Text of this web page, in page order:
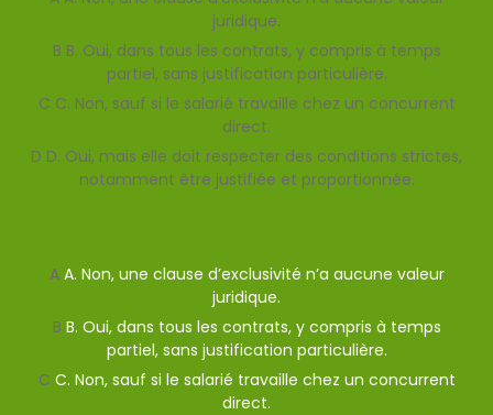
juridique.
B B. Oui, dans tous les contrats, y compris à temps
partiel, sans justification particulière.
C C. Non, sauf si le salarié travaille chez un concurrent
direct.
D D. Oui, mais elle doit respecter des conditions strictes,
notamment être justifiée et proportionnée.
A A. Non, une clause d’exclusivité n’a aucune valeur
juridique.
B B. Oui, dans tous les contrats, y compris à temps
partiel, sans justification particulière.
C C. Non, sauf si le salarié travaille chez un concurrent
direct.